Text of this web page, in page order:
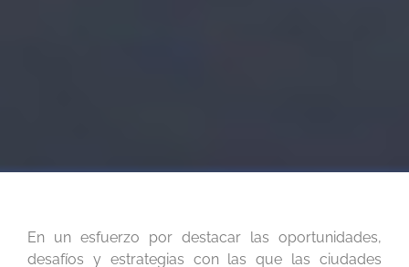
En un esfuerzo por destacar las oportunidades,
desafíos y estrategias con las que las ciudades